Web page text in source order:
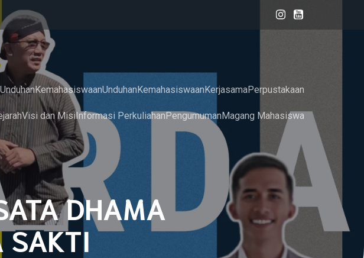
UnduhanKemahasiswaanUnduhanKemahasiswaanKerjasamaPerpustakaan
Visi dan MisiInformasi PerkuliahanPengumumanMagang Mahasiswa
DHAMA
SAKTI